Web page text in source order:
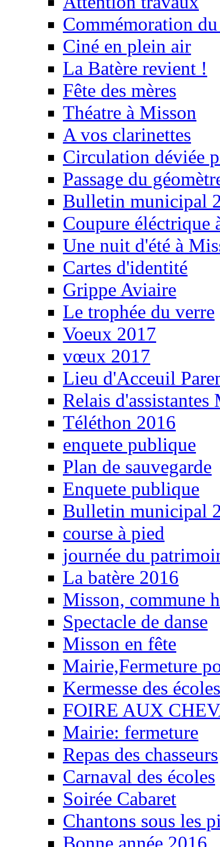
Commémoration
Ciné en plein air
La Batère revient !
Fête des mères
Théatre à Misson
A vos clarinettes
Circulation déviée
Passage du
Bulletin municipal
Coupure éléctrique
Une nuit d'été à
Cartes d'identité
Grippe Aviaire
Le trophée du verre
Voeux 2017
vœux 2017
Lieu d'Acceuil
Relais d'assistantes
Téléthon 2016
enquete publique
Plan de sauvegarde
Enquete publique
Bulletin municipal
course à pied
journée du
La batère 2016
Misson, commune
Spectacle de danse
Misson en fête
Mairie,Fermeture
Kermesse des écoles
FOIRE AUX
Mairie: fermeture
Repas des chasseurs
Carnaval des écoles
Soirée Cabaret
Chantons sous les